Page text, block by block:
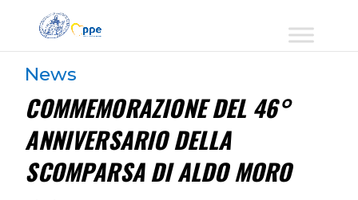
News
COMMEMORAZIONE DEL 46°
ANNIVERSARIO DELLA
SCOMPARSA DI ALDO MORO